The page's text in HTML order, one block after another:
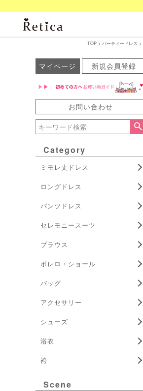
TOP パーティードレス
マイページ 新規会員登録
お問い合わせ
Category
ミモレ丈ドレス
ロングドレス
パンツドレス
セレモニースーツ
ブラウス
ボレロ・ショール
バッグ
アクセサリー
シューズ
浴衣
袴
Scene